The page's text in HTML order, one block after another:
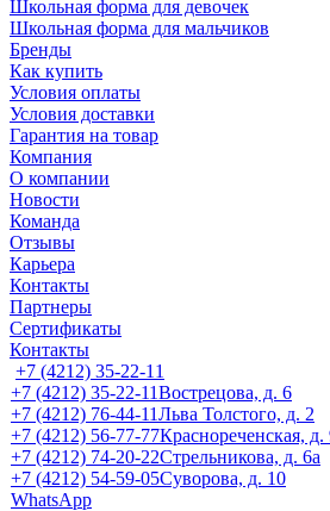
Школьная форма для девочек
Школьная форма для мальчиков
Бренды
Как купить
Условия оплаты
Условия доставки
Гарантия на товар
Компания
О компании
Новости
Команда
Отзывы
Карьера
Контакты
Партнеры
Сертификаты
Контакты
+7 (4212) 35-22-11
+7 (4212) 35-22-11Вострецова, д. 6
+7 (4212) 76-44-11Льва Толстого, д. 2
+7 (4212) 56-77-77Краснореченская, д.
+7 (4212) 74-20-22Стрельникова, д. 6а
+7 (4212) 54-59-05Суворова, д. 10
WhatsApp